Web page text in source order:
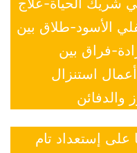
شريك الحياة-علاج
الأسود-طلاق بين
فراق بين
استنزال
والدفائن
على إستعداد تام